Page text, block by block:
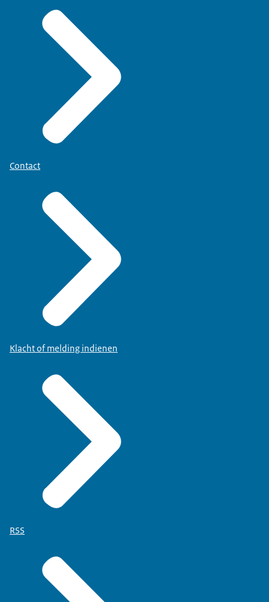
Contact
Klacht of melding indienen
RSS